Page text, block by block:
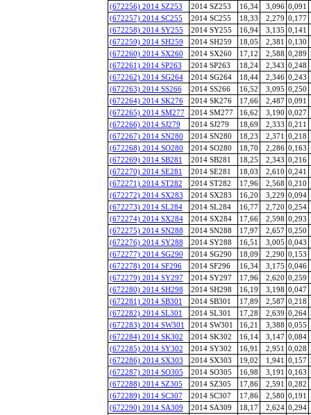
(672256) 2014 SZ253
2014 SZ253 16,34 3,096 0,091
(672257) 2014 SC255
2014 SC255 18,33 2,279 0,177
(672258) 2014 SY255
2014 SY255 16,94 3,135 0,141
(672259) 2014 SH259
2014 SH259 18,05 2,381 0,130
(672260) 2014 SX260
2014 SX260 17,12 2,588 0,289
(672261) 2014 SP263
2014 SP263 18,24 2,343 0,248
(672262) 2014 SG264
2014 SG264 18,44 2,346 0,243
(672263) 2014 SS266
2014 SS266 16,52 3,095 0,250
(672264) 2014 SK276
2014 SK276 17,66 2,487 0,091
(672265) 2014 SM277
2014 SM277 16,62 3,190 0,027
(672266) 2014 SJ279
2014 SJ279 18,69 2,333 0,211
(672267) 2014 SN280
2014 SN280 18,23 2,371 0,218
(672268) 2014 SO280
2014 SO280 18,70 2,286 0,163
(672269) 2014 SB281
2014 SB281 18,25 2,343 0,216
(672270) 2014 SE281
2014 SE281 18,03 2,610 0,241
(672271) 2014 ST282
2014 ST282 17,96 2,568 0,210
(672272) 2014 SX283
2014 SX283 16,20 3,229 0,094
(672273) 2014 SL284
2014 SL284 16,77 2,720 0,254
(672274) 2014 SX284
2014 SX284 17,66 2,598 0,293
(672275) 2014 SN288
2014 SN288 17,97 2,657 0,250
(672276) 2014 SY288
2014 SY288 16,51 3,005 0,043
(672277) 2014 SG290
2014 SG290 18,09 2,290 0,153
(672278) 2014 SF296
2014 SF296 16,34 3,175 0,046
(672279) 2014 SY297
2014 SY297 17,96 2,620 0,259
(672280) 2014 SH298
2014 SH298 16,19 3,198 0,047
(672281) 2014 SB301
2014 SB301 17,89 2,587 0,218
(672282) 2014 SL301
2014 SL301 17,28 2,639 0,264
(672283) 2014 SW301
2014 SW301 16,21 3,388 0,055
(672284) 2014 SK302
2014 SK302 16,14 3,147 0,084
(672285) 2014 SY302
2014 SY302 16,91 2,951 0,028
(672286) 2014 SX303
2014 SX303 19,02 1,941 0,157
(672287) 2014 SO305
2014 SO305 16,98 3,191 0,163
(672288) 2014 SZ305
2014 SZ305 17,86 2,591 0,282
(672289) 2014 SC307
2014 SC307 17,86 2,580 0,191
(672290) 2014 SA309
2014 SA309 18,17 2,624 0,294